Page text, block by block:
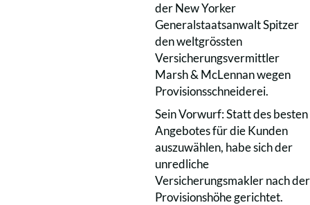
der New Yorker
Generalstaatsanwalt Spitzer
den weltgrössten
Versicherungsvermittler
Marsh & McLennan wegen
Provisionsschneiderei.
Sein Vorwurf: Statt des besten
Angebotes für die Kunden
auszuwählen, habe sich der
unredliche
Versicherungsmakler nach der
Provisionshöhe gerichtet.